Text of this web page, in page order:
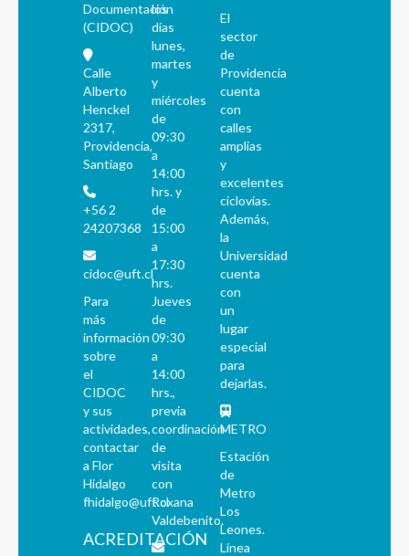
Documentación
(CIDOC)
Calle
Alberto
Henckel
2317,
Providencia,
Santiago
+56 2
24207368
cidoc@uft.cl
Para
más
información
sobre
el
CIDOC
y sus
actividades,
contactar
a Flor
Hidalgo
fhidalgo@uft.cl
ACREDITACIÓN
los
días
lunes,
martes
y
miércoles
de
09:30
a
14:00
hrs. y
de
15:00
a
17:30
hrs.
Jueves
de
09:30
a
14:00
hrs.,
previa
coordinación
de
visita
con
Roxana
Valdebenito.
El
sector
de
Providencia
cuenta
con
calles
amplias
y
excelentes
ciclovías.
Además,
la
Universidad
cuenta
con
un
lugar
especial
para
dejarlas.
METRO
Estación
de
Metro
Los
Leones.
Línea